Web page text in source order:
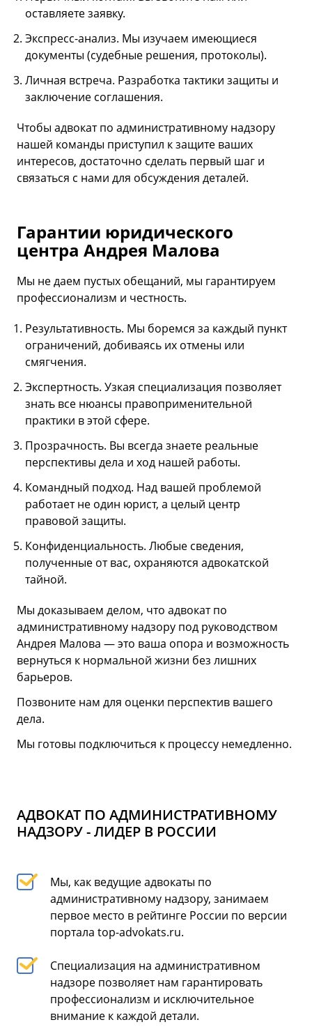
оставляете заявку.
Экспресс-анализ. Мы изучаем имеющиеся
документы (судебные решения, протоколы).
Личная встреча. Разработка тактики защиты и
заключение соглашения.
Чтобы адвокат по административному надзору
нашей команды приступил к защите ваших
интересов, достаточно сделать первый шаг и
связаться с нами для обсуждения деталей.
Гарантии юридического
центра Андрея Малова
Мы не даем пустых обещаний, мы гарантируем
профессионализм и честность.
Результативность. Мы боремся за каждый пункт
ограничений, добиваясь их отмены или
смягчения.
Экспертность. Узкая специализация позволяет
знать все нюансы правоприменительной
практики в этой сфере.
Прозрачность. Вы всегда знаете реальные
перспективы дела и ход нашей работы.
Командный подход. Над вашей проблемой
работает не один юрист, а целый центр
правовой защиты.
Конфиденциальность. Любые сведения,
полученные от вас, охраняются адвокатской
тайной.
Мы доказываем делом, что адвокат по
административному надзору под руководством
Андрея Малова — это ваша опора и возможность
вернуться к нормальной жизни без лишних
барьеров.
Позвоните нам для оценки перспектив вашего
дела.
Мы готовы подключиться к процессу немедленно.
АДВОКАТ ПО АДМИНИСТРАТИВНОМУ
НАДЗОРУ - ЛИДЕР В РОССИИ
Мы, как ведущие адвокаты по
административному надзору, занимаем
первое место в рейтинге России по версии
портала top-advokats.ru.
Специализация на административном
надзоре позволяет нам гарантировать
профессионализм и исключительное
внимание к каждой детали.